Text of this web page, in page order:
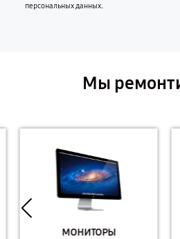
персональных данных.
Мы
МОНИТОРЫ